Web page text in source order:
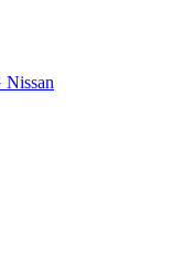
Nissan